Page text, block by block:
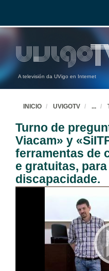
A televisión da UVigo en Internet
INICIO UVIGOTV ...
Turno de
Viacam» y
ferramentas de
e gratuitas,
discapacidade.